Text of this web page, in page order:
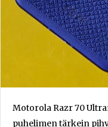
Motorola Razr 70
puhelimen tärkein